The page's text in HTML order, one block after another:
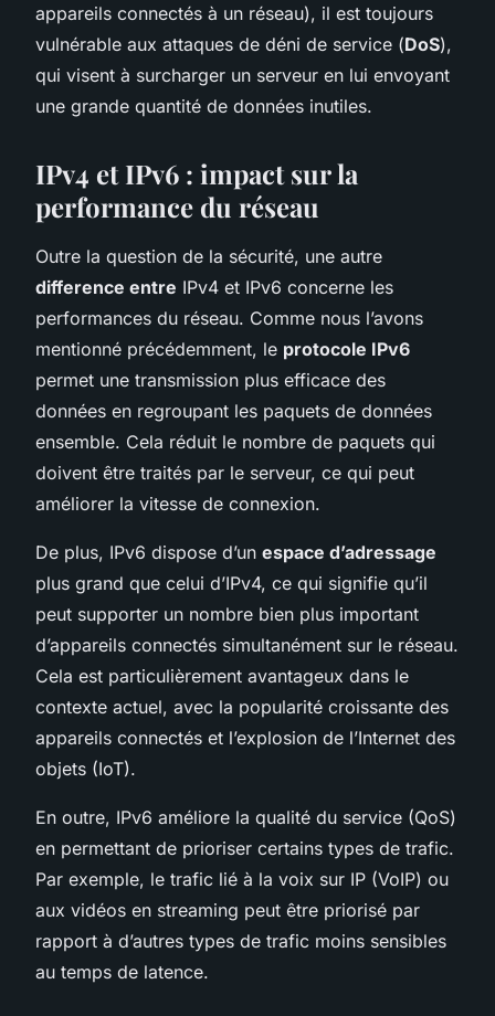
appareils connectés à un réseau), il est toujours
vulnérable aux attaques de déni de service (DoS),
qui visent à surcharger un serveur en lui envoyant
une grande quantité de données inutiles.
IPv4 et IPv6 : impact sur la
performance du réseau
Outre la question de la sécurité, une autre
difference entre IPv4 et IPv6 concerne les
performances du réseau. Comme nous l’avons
mentionné précédemment, le protocole IPv6
permet une transmission plus efficace des
données en regroupant les paquets de données
ensemble. Cela réduit le nombre de paquets qui
doivent être traités par le serveur, ce qui peut
améliorer la vitesse de connexion.
De plus, IPv6 dispose d’un espace d’adressage
plus grand que celui d’IPv4, ce qui signifie qu’il
peut supporter un nombre bien plus important
d’appareils connectés simultanément sur le réseau.
Cela est particulièrement avantageux dans le
contexte actuel, avec la popularité croissante des
appareils connectés et l’explosion de l’Internet des
objets (IoT).
En outre, IPv6 améliore la qualité du service (QoS)
en permettant de prioriser certains types de trafic.
Par exemple, le trafic lié à la voix sur IP (VoIP) ou
aux vidéos en streaming peut être priorisé par
rapport à d’autres types de trafic moins sensibles
au temps de latence.